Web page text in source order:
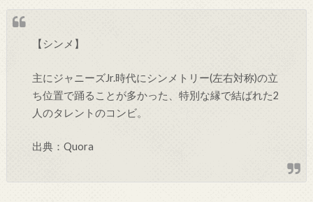
【シンメ】
主にジャニーズJr.時代にシンメトリー(左右対称)の立
ち位置で踊ることが多かった、特別な縁で結ばれた2
人のタレントのコンビ。
出典：Quora